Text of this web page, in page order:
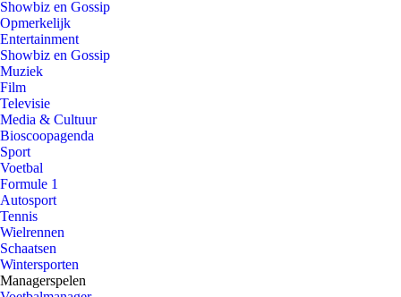
Showbiz en Gossip
Opmerkelijk
Entertainment
Showbiz en Gossip
Muziek
Film
Televisie
Media & Cultuur
Bioscoopagenda
Sport
Voetbal
Formule 1
Autosport
Tennis
Wielrennen
Schaatsen
Wintersporten
Managerspelen